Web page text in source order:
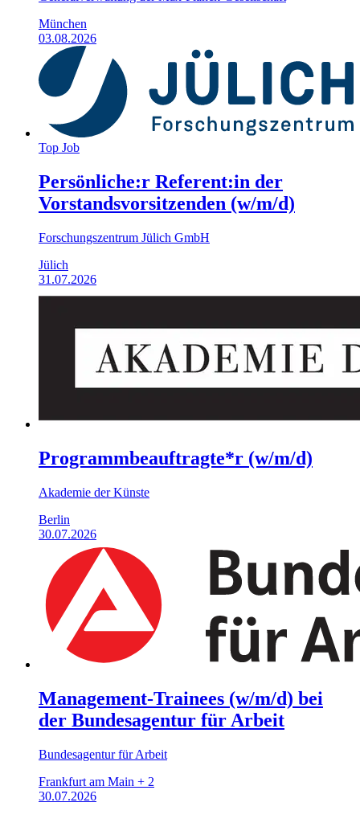
München
03.08.2026
Top Job
Persönliche:r Referent:in der
Vorstands­vorsitzenden (w/m/d)
Forschungszentrum Jülich GmbH
Jülich
31.07.2026
Programmbeauftragte*r (w/m/d)
Akademie der Künste
Berlin
30.07.2026
Management-Trainees (w/m/d) bei
der Bundesagentur für Arbeit
Bundesagentur für Arbeit
Frankfurt am Main + 2
30.07.2026